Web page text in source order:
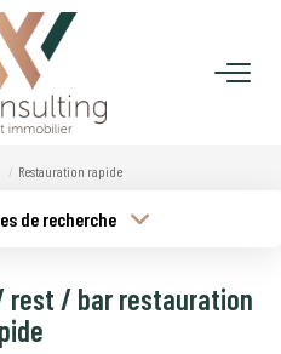
Restauration rapide
de recherche
Budget min
rest / bar restauration